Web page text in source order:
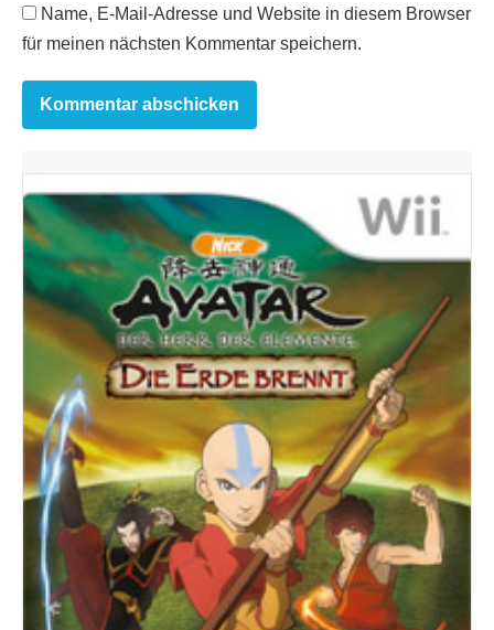
Name, E-Mail-Adresse und Website in diesem Browser
für meinen nächsten Kommentar speichern.